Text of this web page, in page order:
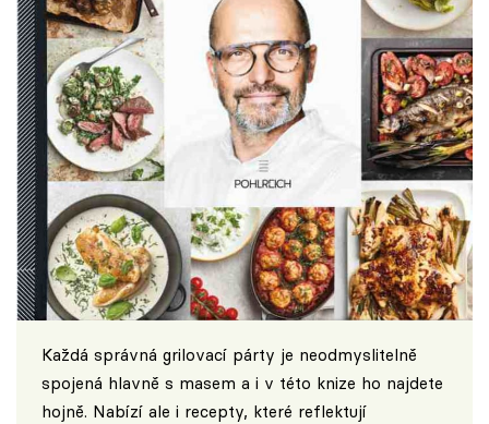
Každá správná grilovací párty je neodmyslitelně
spojená hlavně s masem a i v této knize ho najdete
hojně. Nabízí ale i recepty, které reflektují